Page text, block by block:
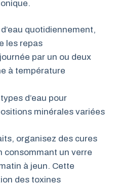
quotidiennement,
les repas
par un ou deux
à température
d’eau pour
minérales variées
organisez des cures
consommant un verre
à jeun. Cette
des toxines